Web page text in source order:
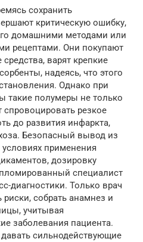
сохранить
критическую ошибку,
домашними методами или
рецептами. Они покупают
варят крепкие
надеясь, что этого
Однако при
такие полумеры не только
резкое
до развития инфаркта,
Безопасный вывод из
применения
дозировку
специалист
диагностики. Только врач
собрать анамнез и
учитывая
заболевания пациента.
сильнодействующие